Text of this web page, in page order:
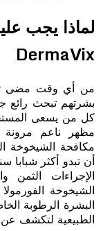
لماذا يجب
DermaVix
من أي وقت مضى
بشرتهم تبحث رائع
كل من يسعى
مكافحة الشيخوخة
أن تبدو أكثر شبابا
الشيخوخة
البشرة الرطوبة
الطبيعية لتكشف